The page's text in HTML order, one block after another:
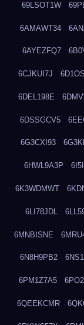
69LSOT1W
6AMAWT34
6AYEZFQ7
6CJKUI7J
6DEL198E
6DSSGCV5
6G3CXI93
6HWL9A3P
6K3WDMWT
6LI78JDL
6MNBISNE
6N8H9PB2
6PM1Z7A5
6QEEKCMR